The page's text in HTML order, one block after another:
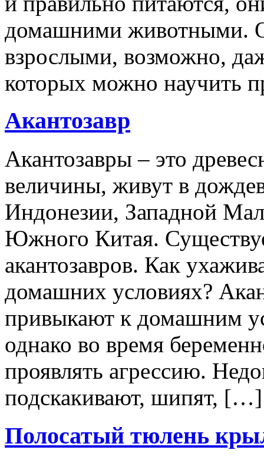
домашними животными.
взрослыми, возможно,
которых можно научить
Акантозавр
Акантозавры – это
величины, живут в
Индонезии, Западной
Южного Китая.
акантозавров. Как
домашних условиях?
привыкают к домашним
однако во время
проявлять агрессию.
подскакивают, шипят, […]
Полосатый тюлень